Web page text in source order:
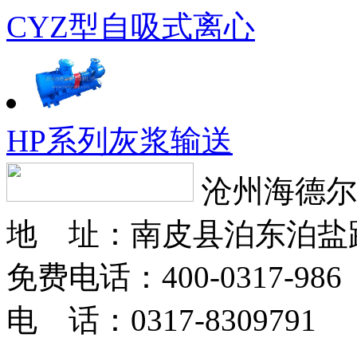
CYZ型自吸式离心
HP系列灰浆输送
沧州海德
地 址：南皮县泊东泊盐
免费电话：400-0317-986
电 话：0317-8309791